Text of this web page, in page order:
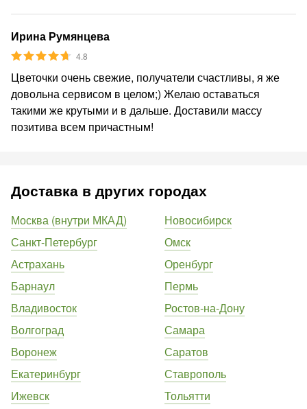
Ирина Румянцева
4.8
Цветочки очень свежие, получатели счастливы, я же
довольна сервисом в целом;) Желаю оставаться
такими же крутыми и в дальше. Доставили массу
позитива всем причастным!
Доставка в других городах
Москва (внутри МКАД)
Санкт-Петербург
Астрахань
Барнаул
Владивосток
Волгоград
Воронеж
Екатеринбург
Ижевск
Новосибирск
Омск
Оренбург
Пермь
Ростов-на-Дону
Самара
Саратов
Ставрополь
Тольятти